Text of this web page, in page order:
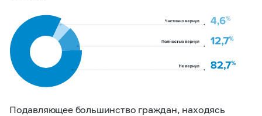
Подавляющее большинство граждан, находясь